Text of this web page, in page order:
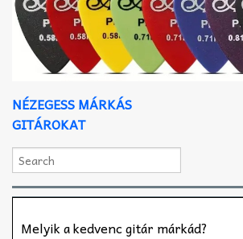
NÉZEGESS MÁRKÁS
GITÁROKAT
Melyik a kedvenc gitár márkád?